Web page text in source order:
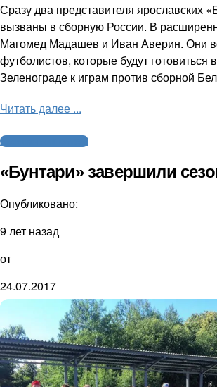
Сразу два представителя ярославских
вызваны в сборную России. В
Магомед Мадашев и Иван Аверин. Они
футболистов, которые будут готовиться
Зеленограде к играм против сборной
Читать далее ...
Американский футбол
«Бунтари» завершили
Опубликовано:
9 лет назад
от
24.07.2017